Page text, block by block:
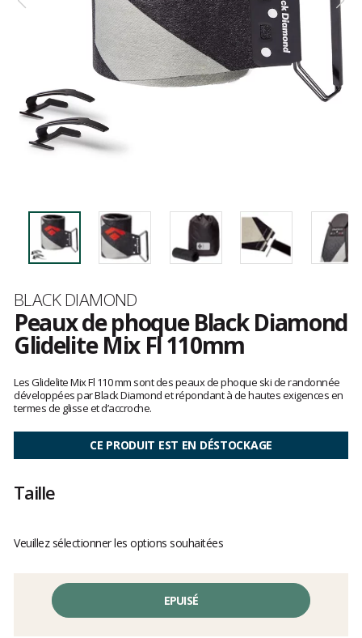
Marque
BLACK DIAMOND
Peaux de phoque Black Diamond
Glidelite Mix Fl 110mm
avis
clients
Les Glidelite Mix Fl 110 mm sont des peaux de phoque ski de randonnée
développées par Black Diamond et répondant à de hautes exigences en
termes de glisse et d’accroche.
CE PRODUIT EST EN DÉSTOCKAGE
Taille
Veuillez sélectionner les options souhaitées
EPUISÉ